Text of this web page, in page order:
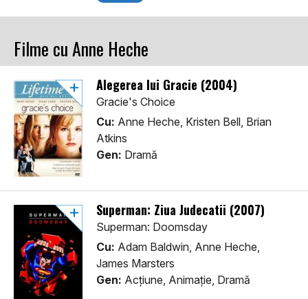
Filme cu Anne Heche
Alegerea lui Gracie (2004)
Gracie's Choice
Cu: Anne Heche, Kristen Bell, Brian
Atkins
Gen: Dramă
Superman: Ziua Judecatii (2007)
Superman: Doomsday
Cu: Adam Baldwin, Anne Heche,
James Marsters
Gen: Acţiune, Animaţie, Dramă